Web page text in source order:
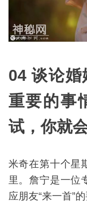
04 谈论
重要的事
试，你就
米奇在第十个星
里。詹宁是一位
应朋友“来一首”